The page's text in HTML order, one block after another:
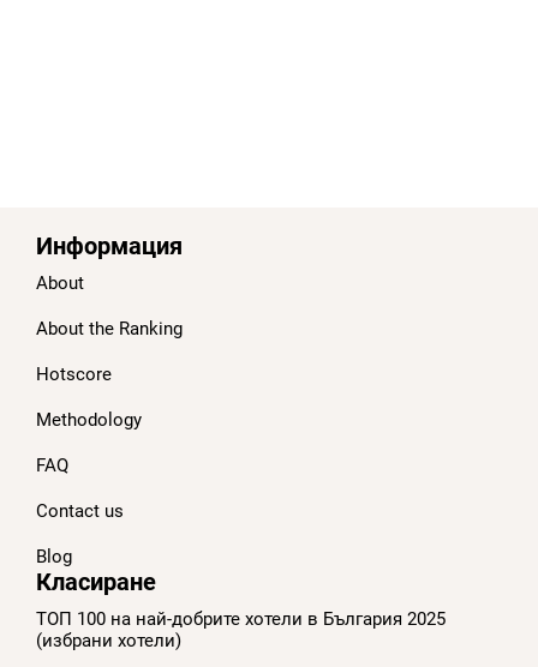
Информация
About
About the Ranking
Hotscore
Methodology
FAQ
Contact us
Blog
Класиране
ТОП 100 на най-добрите хотели в България 2025
(избрани хотели)